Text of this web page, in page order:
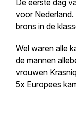
De eerste dag
voor
brons in de
Wel waren alle
de mannen
vrouwen
5x Europees